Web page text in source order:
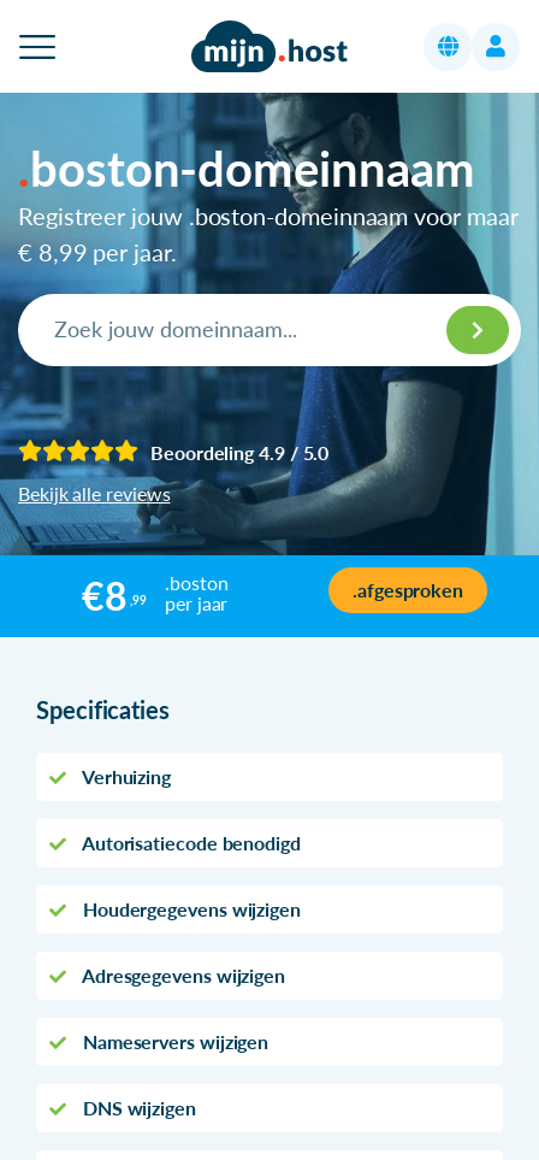
boston-domeinnaam
Registreer jouw .boston-domeinnaam voor maar
€ 8,99 per jaar.
Beoordeling 4.9 / 5.0
Bekijk alle reviews
€8 ,99
.boston
per jaar
.afgesproken
Specificaties
Verhuizing
Autorisatiecode benodigd
Houdergegevens wijzigen
Adresgegevens wijzigen
Nameservers wijzigen
DNS wijzigen